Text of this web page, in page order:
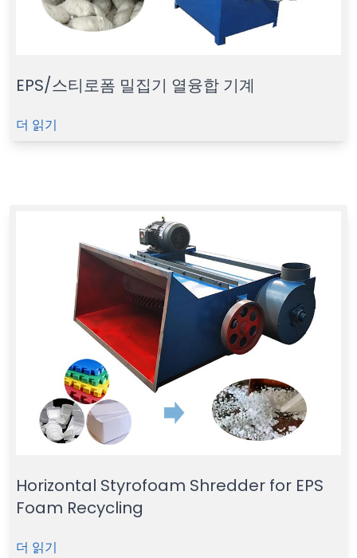
EPS/스티로폼 밀집기 열융합 기계
더 읽기
Horizontal Styrofoam Shredder for EPS
Foam Recycling
더 읽기